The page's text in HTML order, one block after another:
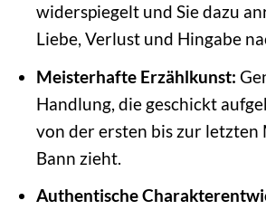
widerspiegelt und Sie dazu
Liebe, Verlust und Hingabe
Meisterhafte Erzählkunst:
Handlung, die geschickt
von der ersten bis zur
Bann zieht.
Authentische